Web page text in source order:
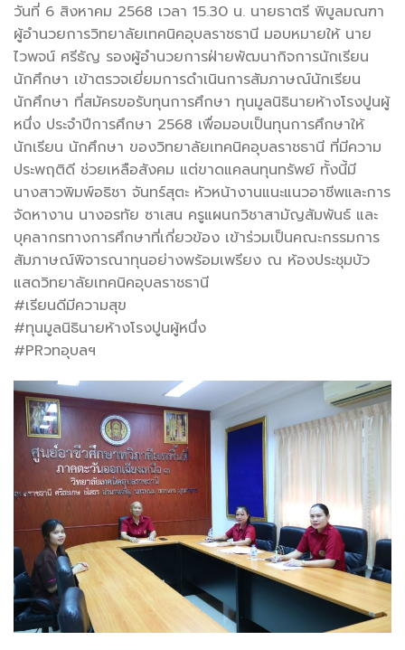
วันที่ 6 สิงหาคม 2568 เวลา 15.30 น. นายธาตรี พิบูลมณฑา
ผู้อำนวยการวิทยาลัยเทคนิคอุบลราชธานี มอบหมายให้ นาย
ไวพจน์ ศรีธัญ รองผู้อำนวยการฝ่ายพัฒนากิจการนักเรียน
นักศึกษา เข้าตรวจเยี่ยมการดำเนินการสัมภาษณ์นักเรียน
นักศึกษา ที่สมัครขอรับทุนการศึกษา ทุนมูลนิธินายห้างโรงปูนผู้
หนึ่ง ประจำปีการศึกษา 2568 เพื่อมอบเป็นทุนการศึกษาให้
นักเรียน นักศึกษา ของวิทยาลัยเทคนิคอุบลราชธานี ที่มีความ
ประพฤติดี ช่วยเหลือสังคม แต่ขาดแคลนทุนทรัพย์ ทั้งนี้มี
นางสาวพิมพ์อธิชา จันทร์สุตะ หัวหน้างานแนะแนวอาชีพและการ
จัดหางาน นางอรทัย ซาเสน ครูแผนกวิชาสามัญสัมพันธ์ และ
บุคลากรทางการศึกษาที่เกี่ยวข้อง เข้าร่วมเป็นคณะกรรมการ
สัมภาษณ์พิจารณาทุนอย่างพร้อมเพรียง ณ ห้องประชุมบัว
แสดวิทยาลัยเทคนิคอุบลราชธานี
#เรียนดีมีความสุข
#ทุนมูลนิธินายห้างโรงปูนผู้หนึ่ง
#PRวทอุบลฯ